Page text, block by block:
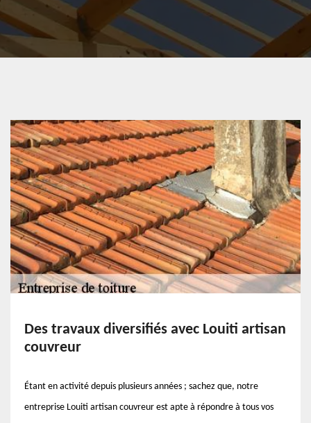
Des travaux diversifiés avec Louiti artisan
couvreur
Étant en activité depuis plusieurs années ; sachez que, notre
entreprise Louiti artisan couvreur est apte à répondre à tous vos